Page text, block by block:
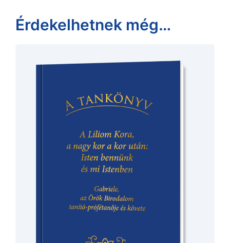
Érdekelhetnek még…